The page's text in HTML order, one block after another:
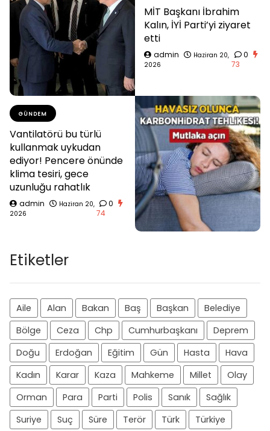
MİT Başkanı İbrahim
Kalın, İYİ Parti’yi ziyaret
etti
admin
Haziran 20,
2026
0
73
GÜNDEM
Vantilatörü bu türlü
kullanmak uykudan
ediyor! Pencere önünde
klima tesiri, gece
uzunluğu rahatlık
admin
Haziran 20,
2026
0
74
Etiketler
Aile Alan Bakan Baş Başkan
Belediye
Bölge
Ceza Chp Cumhurbaşkanı
Deprem
Doğu
Erdoğan Eğitim Gün Hasta
Hava
Kadın
Karar Kaza Mahkeme Millet
Olay
Orman
Para Parti Polis Sanık
Sağlık
Suriye
Suç Süre Terör Türk Türkiye